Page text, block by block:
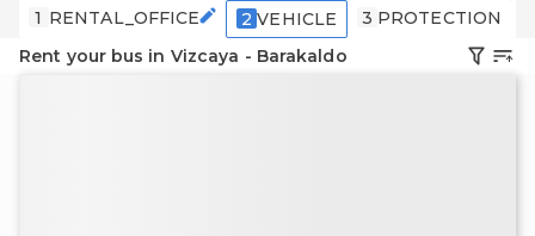
1 RENTAL_OFFICE 2 VEHICLE 3 PROTECTION
Rent your bus in Vizcaya - Barakaldo